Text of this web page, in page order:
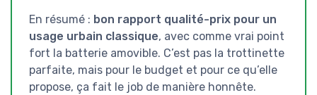
En résumé : bon rapport qualité-prix pour un
usage urbain classique, avec comme vrai point
fort la batterie amovible. C’est pas la trottinette
parfaite, mais pour le budget et pour ce qu’elle
propose, ça fait le job de manière honnête.